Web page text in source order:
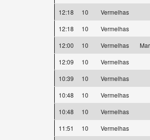
12:18
10
Vermelhas
12:18
10
Vermelhas
12:00
10 Vermelhas
12:09
10
Vermelhas
10:39
10
Vermelhas
10:48
10
Vermelhas
10:48
10
Vermelhas
11:51
10
Vermelhas